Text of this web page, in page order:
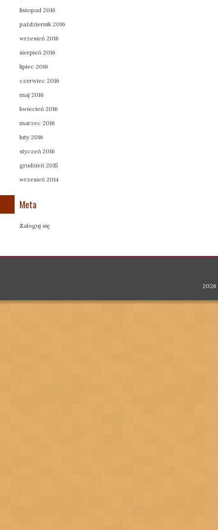
listopad 2016
październik 2016
wrzesień 2016
sierpień 2016
lipiec 2016
czerwiec 2016
maj 2016
kwiecień 2016
marzec 2016
luty 2016
styczeń 2016
grudzień 2015
wrzesień 2014
Meta
Zaloguj się
2026